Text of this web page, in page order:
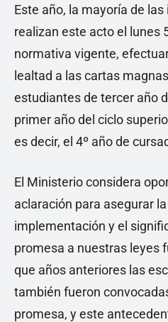
Este año, la mayoría de
realizan este acto el lunes
normativa vigente,
lealtad a las cartas
estudiantes de tercer año
primer año del ciclo
es decir, el 4º año de
El Ministerio considera
aclaración para asegurar
implementación y el
promesa a nuestras leyes
que años anteriores las
también fueron
promesa, y este